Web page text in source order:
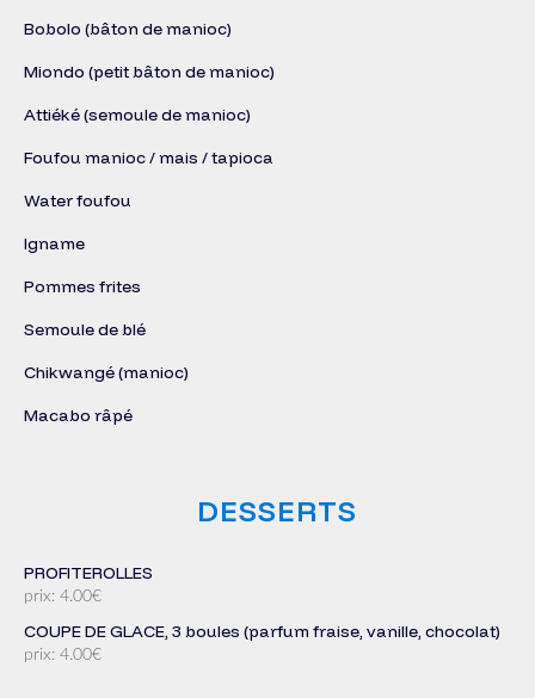
Bobolo (bâton de manioc)
Miondo (petit bâton de manioc)
Attiéké (semoule de manioc)
Foufou manioc / mais / tapioca
Water foufou
Igname
Pommes frites
Semoule de blé
Chikwangé (manioc)
Macabo râpé
DESSERTS
PROFITEROLLES
prix: 4.00€
COUPE DE GLACE, 3 boules (parfum fraise, vanille, chocolat)
prix: 4.00€